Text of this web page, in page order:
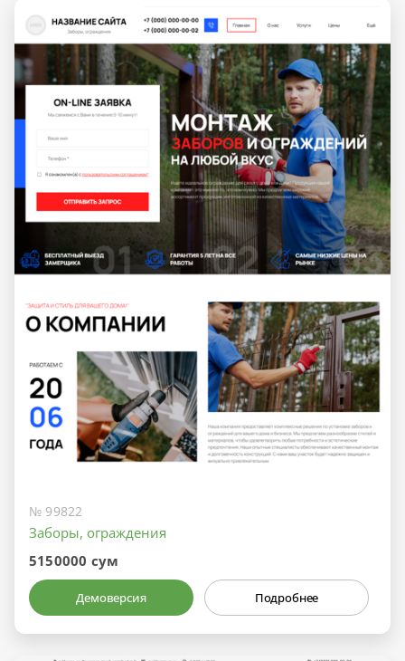
№ 99822
Заборы, ограждения
5150000 сум
Демоверсия Подробнее